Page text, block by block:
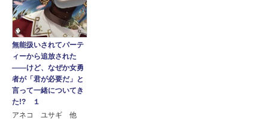
無能扱いされてパーテ
ィーから追放された
――けど、なぜか女勇
者が「君が必要だ」と
言って一緒についてき
た!? １
アネコ ユサギ 他